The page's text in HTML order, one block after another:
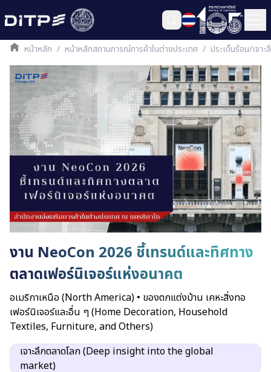
หน้าหลัก / หน้าหลักสถานการณ์การค้าในต่างประเทศ / ประเด็นร้อน/เจา
งาน NeoCon 2026 ชี้เทรนด์และทิศทาง
ตลาดเฟอร์นิเจอร์แห่งอนาคต
อเมริกาเหนือ (North America) • ของตกแต่งบ้าน เคหะสิ่งทอ
เฟอร์นิเจอร์และอื่น ๆ (Home Decoration, Household
Textiles, Furniture, and Others)
เจาะลึกตลาดโลก (Deep insight into the global
market)